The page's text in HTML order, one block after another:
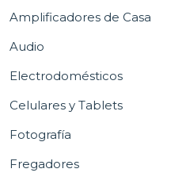
Amplificadores de Casa
Audio
Electrodomésticos
Celulares y Tablets
Fotografía
Fregadores